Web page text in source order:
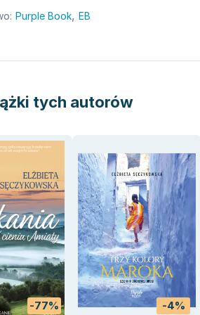
Purple Book, EB
tych autorów
-77% -4%